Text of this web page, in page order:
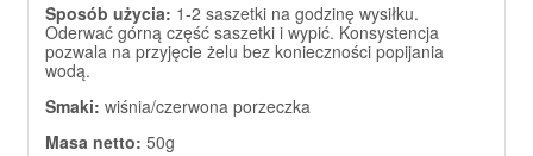
Sposób użycia: 1-2 saszetki na godzinę wysiłku.
Oderwać górną część saszetki i wypić. Konsystencja
pozwala na przyjęcie żelu bez konieczności popijania
wodą.
Smaki: wiśnia/czerwona porzeczka
Masa netto: 50g